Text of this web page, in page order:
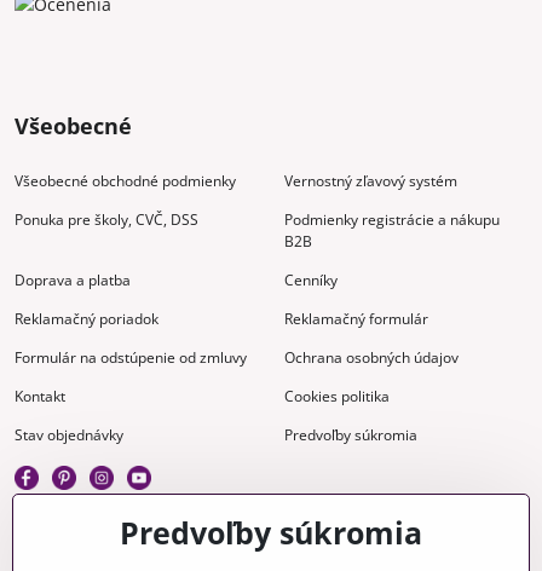
Všeobecné
Všeobecné obchodné podmienky
Vernostný zľavový systém
Ponuka pre školy, CVČ, DSS
Podmienky registrácie a nákupu
B2B
Doprava a platba
Cenníky
Reklamačný poriadok
Reklamačný formulár
Formulár na odstúpenie od zmluvy
Ochrana osobných údajov
Kontakt
Cookies politika
Stav objednávky
Predvoľby súkromia
Predvoľby súkromia